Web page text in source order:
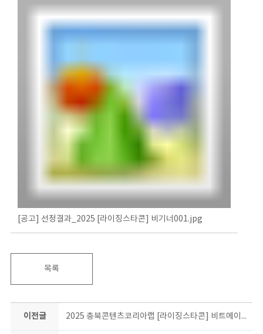
[공고] 선정결과_2025 [라이징스타콘] 비기너001.jpg
목록
이전글 2025 충북콘텐츠코리아랩 [라이징스타콘] 비트메이킹 기초 과정 교육생 모집 공고